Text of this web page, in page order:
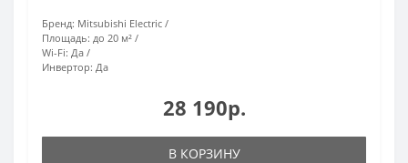
Бренд: Mitsubishi Electric
Площадь: до 20 м²
Wi-Fi: Да
Инвертор: Да
28 190р.
В КОРЗИНУ